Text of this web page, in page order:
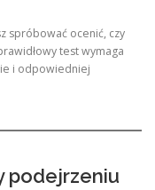
spróbować ocenić, czy
test wymaga
i odpowiedniej
podejrzeniu